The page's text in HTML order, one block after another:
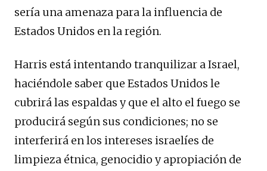
sería una amenaza para la influencia de
Estados Unidos en la región.
Harris está intentando tranquilizar a Israel,
haciéndole saber que Estados Unidos le
cubrirá las espaldas y que el alto el fuego se
producirá según sus condiciones; no se
interferirá en los intereses israelíes de
limpieza étnica, genocidio y apropiación de